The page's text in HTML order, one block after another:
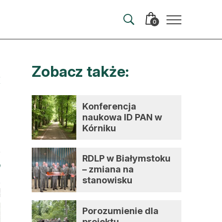
0
autorem
Zobacz także:
Konferencja
naukowa ID PAN w
Kórniku
RDLP w Białymstoku
– zmiana na
stanowisku
Porozumienie dla